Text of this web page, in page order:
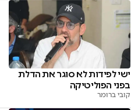
ישי לפידות לא סוגר את הדלת
בפני הפוליטיקה
קובי ברומר